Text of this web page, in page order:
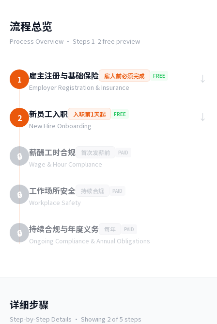
流程总览
Process Overview · Steps 1-2 free preview
1 雇主注册与基础保险 雇人前必须完成 FREE
Employer Registration & Insurance
↓
2 新员工入职 入职第1天起 FREE
New Hire Onboarding
↓
🔒 薪酬工时合规 首次发薪前 PAID
Wage & Hour Compliance
🔒 工作场所安全 持续合规 PAID
Workplace Safety
🔒 持续合规与年度义务 每年 PAID
Ongoing Compliance & Annual Obligations
详细步骤
Step-by-Step Details · Showing 2 of 5 steps